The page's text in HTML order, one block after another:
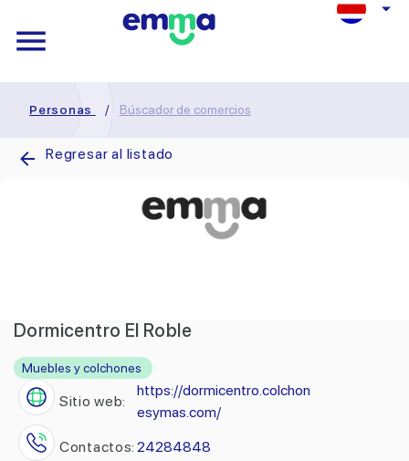
Personas / Búscador de comercios
Regresar al listado
Dormicentro El Roble
Muebles y colchones
Sitio web:
https://dormicentro.colchon
esymas.com/
Contactos: 24284848